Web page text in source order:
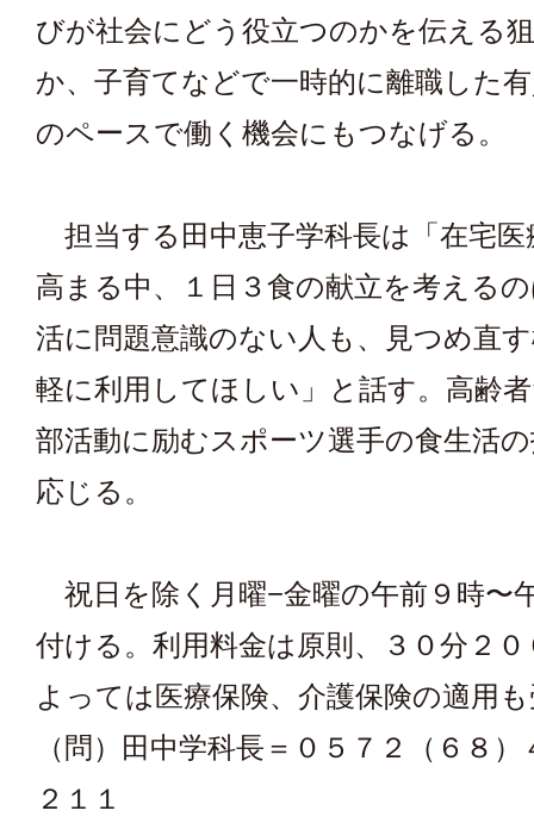
びが社会にどう役立つのかを伝える
か、子育てなどで一時的に離職した
のペースで働く機会にもつなげる。
担当する田中恵子学科長は「在宅医
高まる中、１日３食の献立を考える
活に問題意識のない人も、見つめ直
軽に利用してほしい」と話す。高齢
部活動に励むスポーツ選手の食生活
応じる。
祝日を除く月曜−金曜の午前９時〜
付ける。利用料金は原則、３０分２
よっては医療保険、介護保険の適用
（問）田中学科長＝０５７２（６８
２１１